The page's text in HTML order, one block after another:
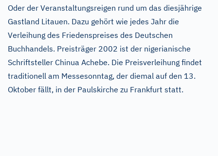
Oder der Veranstaltungsreigen rund um das diesjährige
Gastland Litauen. Dazu gehört wie jedes Jahr die
Verleihung des Friedenspreises des Deutschen
Buchhandels. Preisträger 2002 ist der nigerianische
Schriftsteller Chinua Achebe. Die Preisverleihung findet
traditionell am Messesonntag, der diemal auf den 13.
Oktober fällt, in der Paulskirche zu Frankfurt statt.